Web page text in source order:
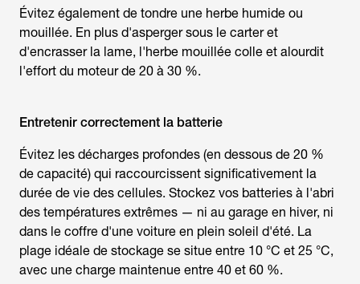
Évitez également de tondre une herbe humide ou
mouillée. En plus d'asperger sous le carter et
d'encrasser la lame, l'herbe mouillée colle et alourdit
l'effort du moteur de 20 à 30 %.
Entretenir correctement la batterie
Évitez les décharges profondes (en dessous de 20 %
de capacité) qui raccourcissent significativement la
durée de vie des cellules. Stockez vos batteries à l'abri
des températures extrêmes — ni au garage en hiver, ni
dans le coffre d'une voiture en plein soleil d'été. La
plage idéale de stockage se situe entre 10 °C et 25 °C,
avec une charge maintenue entre 40 et 60 %.